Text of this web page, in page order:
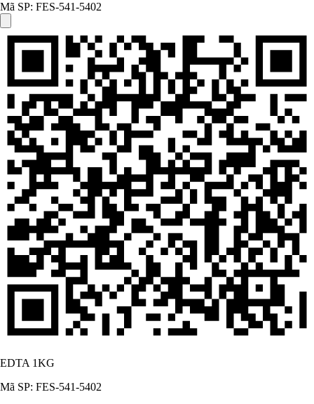
Mã SP: FES-541-5402
EDTA 1KG
Mã SP: FES-541-5402